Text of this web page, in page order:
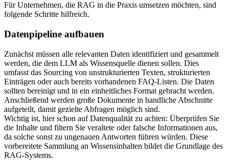
Für Unternehmen, die RAG in die Praxis umsetzen möchten, sind
folgende Schritte hilfreich.
Datenpipeline aufbauen
Zunächst müssen alle relevanten Daten identifiziert und gesammelt
werden, die dem LLM als Wissensquelle dienen sollen. Dies
umfasst das Sourcing von unstrukturierten Texten, strukturierten
Einträgen oder auch bereits vorhandenen FAQ-Listen. Die Daten
sollten bereinigt und in ein einheitliches Format gebracht werden.
Anschließend werden große Dokumente in handliche Abschnitte
aufgeteilt, damit gezielte Abfragen möglich sind.
Wichtig ist, hier schon auf Datenqualität zu achten: Überprüfen Sie
die Inhalte und filtern Sie veraltete oder falsche Informationen aus,
da solche sonst zu ungenauen Antworten führen würden. Diese
vorbereitete Sammlung an Wissensinhalten bildet die Grundlage des
RAG-Systems.